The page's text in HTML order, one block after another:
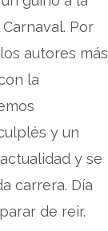
Por
autores más
la
y un
y se
carrera. Día
de reir.